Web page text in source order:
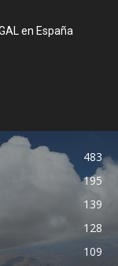
en España
483
195
139
128
109